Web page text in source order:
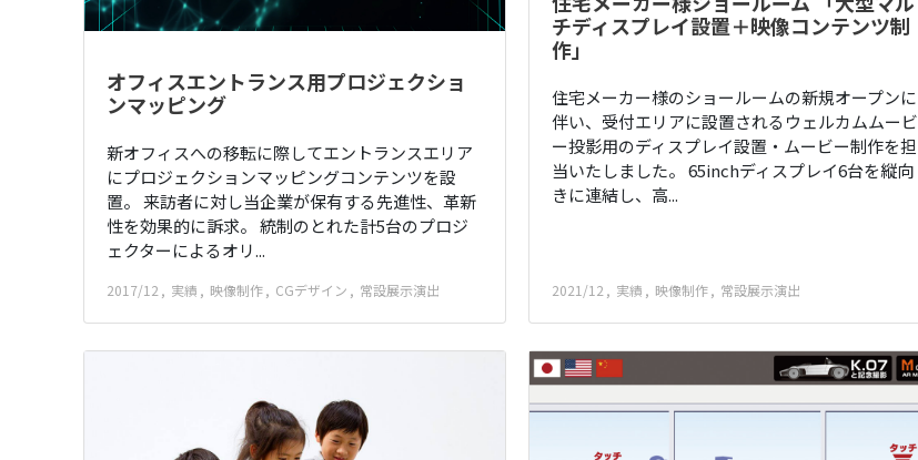
オフィスエントランス用プロジェクショ
ンマッピング
新オフィスへの移転に際してエントランスエリア
にプロジェクションマッピングコンテンツを設
置。 来訪者に対し当企業が保有する先進性、革新
性を効果的に訴求。 統制のとれた計5台のプロジ
ェクターによるオリ...
2017/12 実績 映像制作 CGデザイン 常設展示演出
チディスプレイ設置＋映像コンテンツ制
作」
住宅メーカー様のショールームの新規オープンに
伴い、受付エリアに設置されるウェルカムムービ
ー投影用のディスプレイ設置・ムービー制作を担
当いたしました。 65inchディスプレイ6台を縦向
きに連結し、高...
2021/12 実績 映像制作 常設展示演出